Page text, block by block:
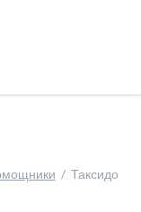
Таксидо